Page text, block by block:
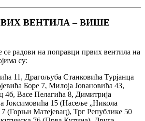
ВЕНТИЛА – ВИШЕ
се радови на поправци првих вентила на
су:
11, Драгољуба Станковића Турјанца
Боре 7, Милоја Јовановића 43,
4б, Васе Пелагића 8, Димитрија
Јоксимовића 15 (Насеље „Никола
(Горњи Матејевац), Трг Републике 50